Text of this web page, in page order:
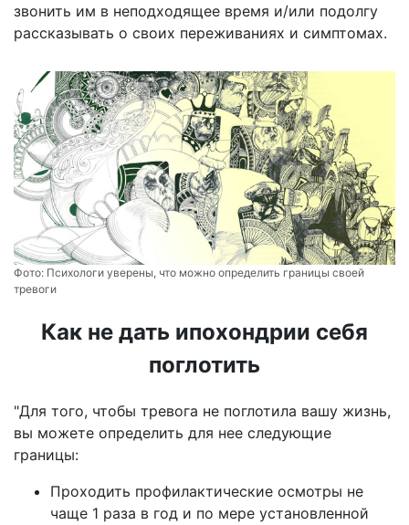
звонить им в неподходящее время и/или подолгу
рассказывать о своих переживаниях и симптомах.
Фото: Психологи уверены, что можно определить границы своей
тревоги
Как не дать ипохондрии себя
поглотить
"Для того, чтобы тревога не поглотила вашу жизнь,
вы можете определить для нее следующие
границы:
Проходить профилактические осмотры не
чаще 1 раза в год и по мере установленной